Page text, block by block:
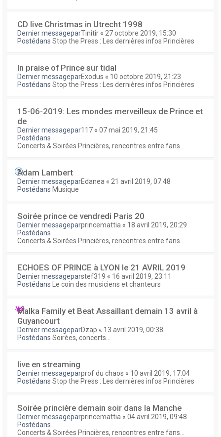
CD live Christmas in Utrecht 1998
Dernier messageparTinitir « 27 octobre 2019, 15:30
Postédans Stop the Press : Les dernières infos Princières
In praise of Prince sur tidal
Dernier messageparExodus « 10 octobre 2019, 21:23
Postédans Stop the Press : Les dernières infos Princières
15-06-2019: Les mondes merveilleux de Prince et
de
Dernier messagepar117 « 07 mai 2019, 21:45
Postédans
Concerts & Soirées Princières, rencontres entre fans...
Adam Lambert
Dernier messageparEdanea « 21 avril 2019, 07:48
Postédans Musique
Soirée prince ce vendredi Paris 20
Dernier messageparprincemattia « 18 avril 2019, 20:29
Postédans
Concerts & Soirées Princières, rencontres entre fans...
ECHOES OF PRINCE à LYON le 21 AVRIL 2019
Dernier messageparstef319 « 16 avril 2019, 23:11
Postédans
Le coin des musiciens et chanteurs
Malka Family et Beat Assaillant demain 13 avril à
Guyancourt
Dernier messageparDzap « 13 avril 2019, 00:38
Postédans Soirées, concerts...
live en streaming
Dernier messageparprof du chaos « 10 avril 2019, 17:04
Postédans Stop the Press : Les dernières infos Princières
Soirée princière demain soir dans la Manche
Dernier messageparprincemattia « 04 avril 2019, 09:48
Postédans
Concerts & Soirées Princières, rencontres entre fans...